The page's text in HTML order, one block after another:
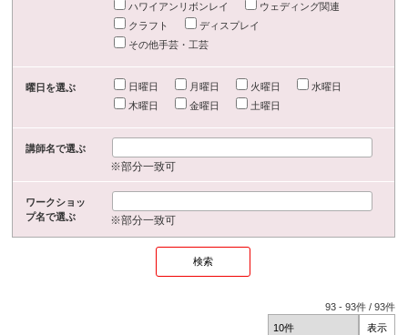
ハワイアンリボンレイ
ウェディング関連
クラフト
ディスプレイ
その他手芸・工芸
曜日を選ぶ 日曜日 月曜日 火曜日
水曜日
木曜日
金曜日 土曜日
講師名で選ぶ
※部分一致可
ワークショッ
プ名で選ぶ
※部分一致可
93 -93件 /93件